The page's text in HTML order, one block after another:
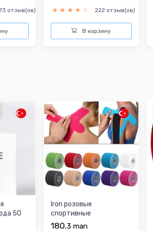
отзыв(ов) 222 отзыв(ов)
В корзину
50
Iron розовые
спортивные
аксессуары
180.3 man